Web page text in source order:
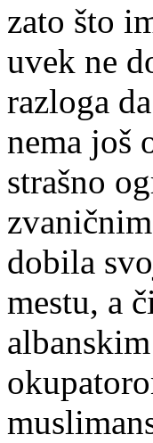
zato što
uvek ne
razloga
nema još
strašno
dobila
mestu, a